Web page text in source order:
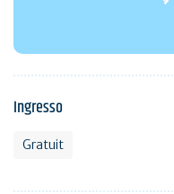
Ingresso
Gratuit